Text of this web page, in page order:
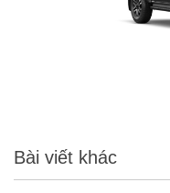
Bài viết khác